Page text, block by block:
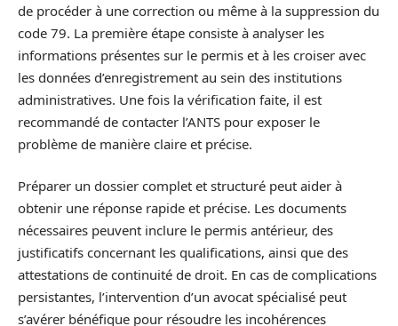
de procéder à une correction ou même à la suppression du
code 79. La première étape consiste à analyser les
informations présentes sur le permis et à les croiser avec
les données d’enregistrement au sein des institutions
administratives. Une fois la vérification faite, il est
recommandé de contacter l’ANTS pour exposer le
problème de manière claire et précise.
Préparer un dossier complet et structuré peut aider à
obtenir une réponse rapide et précise. Les documents
nécessaires peuvent inclure le permis antérieur, des
justificatifs concernant les qualifications, ainsi que des
attestations de continuité de droit. En cas de complications
persistantes, l’intervention d’un avocat spécialisé peut
s’avérer bénéfique pour résoudre les incohérences